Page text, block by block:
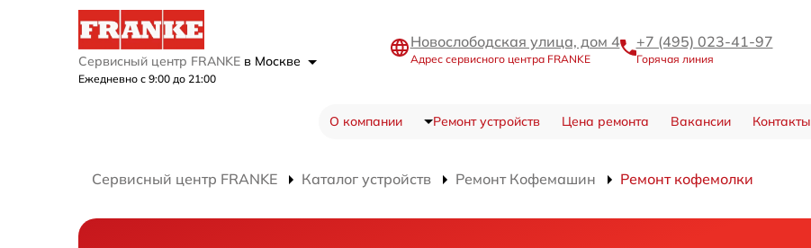
Сервисный центр FRANKE в Москве
Ежедневно с 9:00 до 21:00
Новослободская улица, дом 4
Адрес сервисного центра FRANKE
+7 (495) 023-41-97
Горячая линия
О компании Ремонт устройств Цена ремонта Вакансии Контакты
Сервисный центр FRANKE Каталог устройств Ремонт Кофемашин Ремонт кофемолки